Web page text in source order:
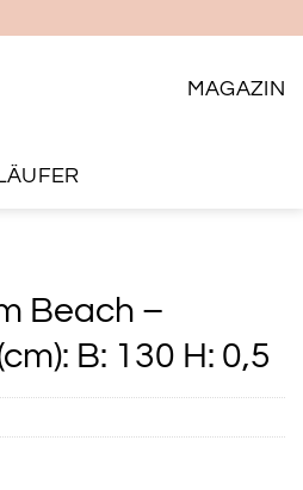
MAGAZIN
LÄUFER
Beach –
B: 130 H: 0,5